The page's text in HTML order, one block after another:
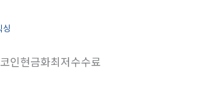
싱
코인현금화최저수수료